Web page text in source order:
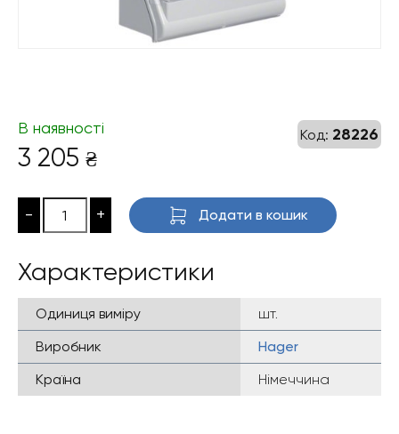
Код: 28226
В наявності
3 205 ₴
- + Додати в кошик
Характеристики
Одиниця виміру
шт.
Виробник
Hager
Країна
Німеччина